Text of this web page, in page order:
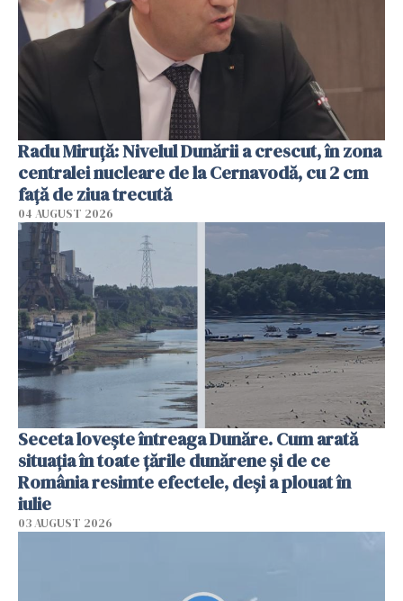
Radu Miruţă: Nivelul Dunării a crescut, în zona
centralei nucleare de la Cernavodă, cu 2 cm
faţă de ziua trecută
04 AUGUST 2026
Seceta lovește întreaga Dunăre. Cum arată
situația în toate țările dunărene și de ce
România resimte efectele, deși a plouat în
iulie
03 AUGUST 2026